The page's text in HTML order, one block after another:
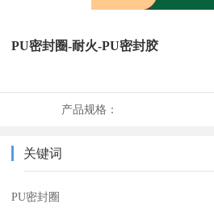
PU密封圈-耐火-PU密封胶
产品规格：
关键词
PU密封圈